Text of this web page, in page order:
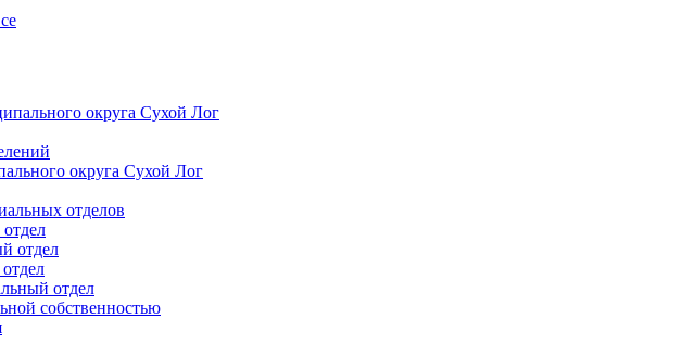
округа Сухой Лог
округа Сухой Лог
отделов
отдел
отдел
собственностью